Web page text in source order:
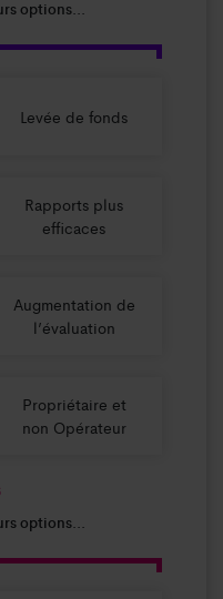
options...
Levée de fonds
Rapports plus
efficaces
Augmentation de
l’évaluation
Propriétaire et
non Opérateur
options...